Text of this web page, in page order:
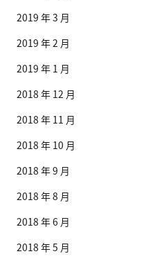
2019 年 3 月
2019 年 2 月
2019 年 1 月
2018 年 12 月
2018 年 11 月
2018 年 10 月
2018 年 9 月
2018 年 8 月
2018 年 6 月
2018 年 5 月